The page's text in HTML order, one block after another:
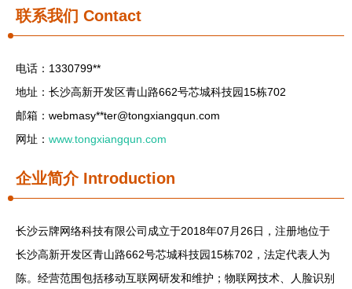
联系我们 Contact
电话：1330799**
地址：长沙高新开发区青山路662号芯城科技园15栋702
邮箱：webmasy**ter@tongxiangqun.com
网址： www.tongxiangqun.com
企业简介Introduction
长沙云牌网络科技有限公司成立于2018年07月26日，注册地位于
长沙高新开发区青山路662号芯城科技园15栋702，法定代表人为
陈。经营范围包括移动互联网研发和维护；物联网技术、人脸识别